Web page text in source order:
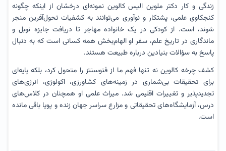
زندگی و کار دکتر ملوین الیس کالوین نمونه‌ای درخشان از اینکه چگونه
کنجکاوی علمی، پشتکار و نوآوری می‌توانند به کشفیات تحول‌آفرین منجر
شوند، است. از کودکی در یک خانواده مهاجر تا دریافت جایزه نوبل و
ماندگاری در تاریخ علم، سفر او الهام‌بخش همه کسانی است که به دنبال
پاسخ به سؤالات بنیادین درباره طبیعت هستند.
کشف چرخه کالوین نه تنها فهم ما از فتوسنتز را متحول کرد، بلکه پایه‌ای
برای تحقیقات بی‌شماری در زمینه‌های کشاورزی، اکولوژی، انرژی‌های
تجدیدپذیر و تغییرات اقلیمی شد. میراث علمی او همچنان در کلاس‌های
درس، آزمایشگاه‌های تحقیقاتی و مزارع سراسر جهان زنده و پویا باقی مانده
است.